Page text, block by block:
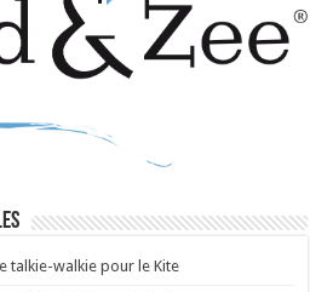
talkie-walkie pour le Kite